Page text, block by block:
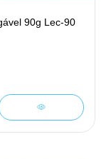
90g Lec-90